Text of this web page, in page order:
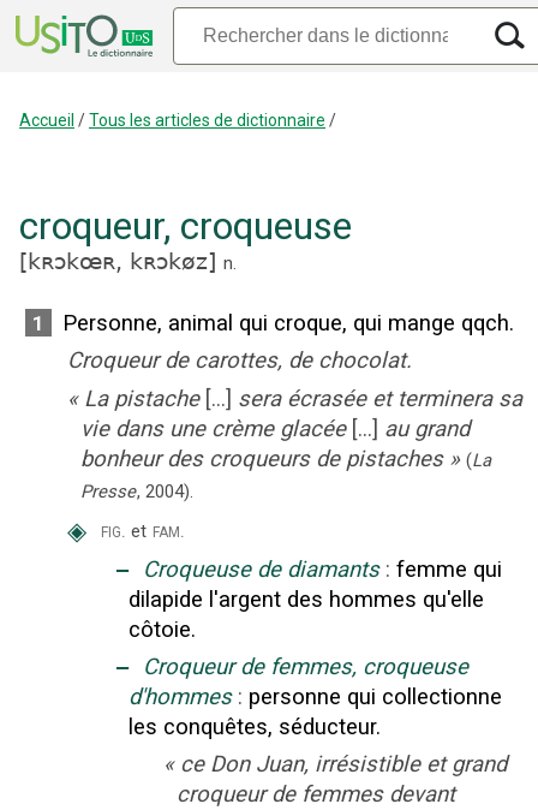
Accueil /Tous les articles de dictionnaire /
croqueur, croqueuse
[kʀɔkœʀ, kʀɔkøz] n.
1
Personne, animal qui croque, qui mange qqch.
Croqueur de carottes, de chocolat.
« La pistache [...] sera écrasée et terminera sa
vie dans une crème glacée [...] au grand
bonheur des croqueurs de pistaches » (La
Presse, 2004).
◈ fig. et fam.
‒ Croqueuse de diamants : femme qui
dilapide l'argent des hommes qu'elle
côtoie.
‒
Croqueur de femmes, croqueuse
d'hommes : personne qui collectionne
les conquêtes, séducteur.
« ce Don Juan, irrésistible et grand
croqueur de femmes devant